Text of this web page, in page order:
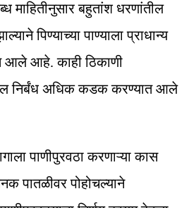
माहितीनुसार बहुतांश धरणांतील
पिण्याच्या पाण्याला प्राधान्य
आले आहे. काही ठिकाणी
निर्बंध अधिक कडक करण्यात आले
पाणीपुरवठा करणाऱ्या कास
पातळीवर पोहोचल्याने